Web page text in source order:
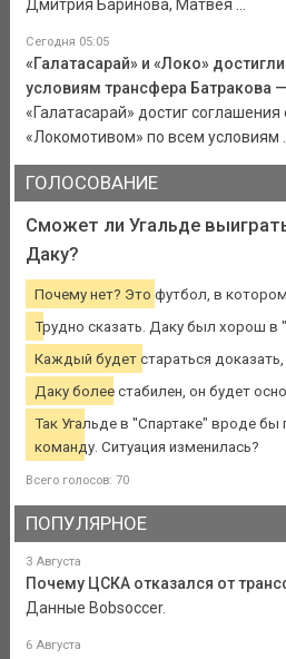
Дмитрия Баринова, Матвея ...
Сегодня 05:05
«Галатасарай» и «Локо»
условиям трансфера Батракова
«Галатасарай» достиг
«Локомотивом» по всем условиям
ГОЛОСОВАНИЕ
Сможет ли Угальде
Даку?
Почему нет? Это футбол, в
Трудно сказать. Даку был хорош в
Каждый будет стараться
Даку более стабилен, он будет
Так Угальде в "Спартаке" вроде
команду. Ситуация изменилась?
Всего голосов: 70
ПОПУЛЯРНОЕ
3 Августа
Почему ЦСКА отказался от
Данные Bobsoccer.
6 Августа